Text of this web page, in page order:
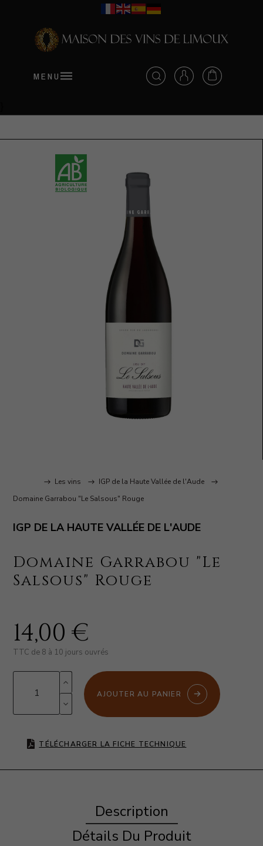
MENU
Les vins
IGP de la Haute Vallée de l'Aude
Domaine Garrabou "Le Salsous" Rouge
IGP DE LA HAUTE VALLÉE DE L'AUDE
Domaine Garrabou "Le
Salsous" Rouge
14,00 €
TTC de 8 à 10 jours ouvrés
AJOUTER AU PANIER
TÉLÉCHARGER LA FICHE TECHNIQUE
Description
Détails Du Produit